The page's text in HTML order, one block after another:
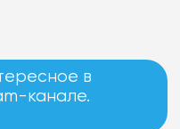
в
канале.